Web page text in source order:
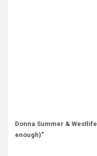
Donna Summer & Westlife
enough)”